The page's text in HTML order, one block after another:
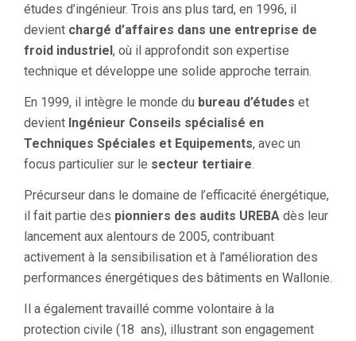
études d’ingénieur. Trois ans plus tard, en 1996, il
devient chargé d’affaires dans une entreprise de
froid industriel, où il approfondit son expertise
technique et développe une solide approche terrain.
En 1999, il intègre le monde du bureau d’études et
devient Ingénieur Conseils spécialisé en
Techniques Spéciales et Equipements, avec un
focus particulier sur le secteur tertiaire.
Précurseur dans le domaine de l’efficacité énergétique,
il fait partie des pionniers des audits UREBA dès leur
lancement aux alentours de 2005, contribuant
activement à la sensibilisation et à l’amélioration des
performances énergétiques des bâtiments en Wallonie.
Il a également travaillé comme volontaire à la
protection civile (18 ans), illustrant son engagement